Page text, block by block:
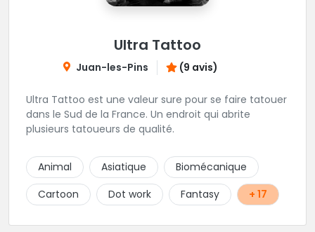
Ultra Tattoo
Juan-les-Pins (9 avis)
Ultra Tattoo est une valeur sure pour se faire tatouer
dans le Sud de la France. Un endroit qui abrite
plusieurs tatoueurs de qualité.
Animal Asiatique
Biomécanique
Cartoon
Dot work Fantasy + 17